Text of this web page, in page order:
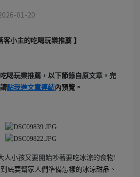
01-20
客小主的吃喝玩樂推薦 】
喝玩樂推薦，以下節錄自原文章。 完
點我進文章連結內預覽。
人小孩又要開始吵著要吃冰涼的食物!
底要幫家人們準備怎樣的冰涼甜品、